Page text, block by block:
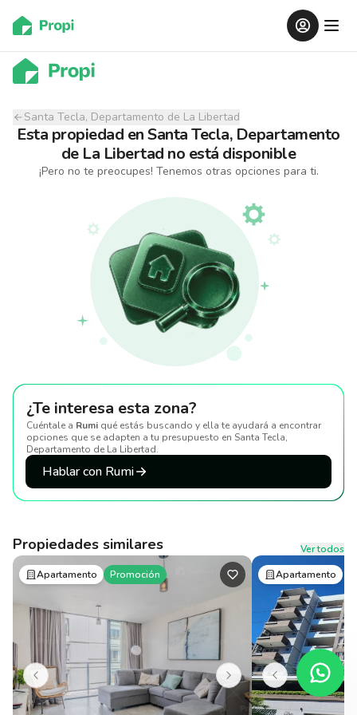
Santa Tecla, Departamento de La Libertad
Esta propiedad enSanta Tecla, Departamento
de La Libertad no está disponible
¡Pero no te preocupes! Tenemos otras opciones para ti.
¿Te interesa esta zona?
Cuéntale a Rumi qué estás buscando y ella te ayudará a encontrar
opciones que se adapten a tu presupuesto en Santa Tecla,
Departamento de La Libertad.
Hablar con Rumi
Propiedades similares
Ver todos
Apartamento
Promoción Apartamento